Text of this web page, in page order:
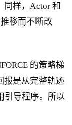
同样，Actor 和
移而不断改
的策略梯
报是从完整轨迹
引导程序。所以